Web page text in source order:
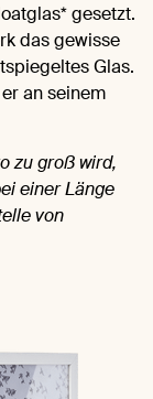
gesetzt.
das gewisse
Glas.
an seinem
zu groß wird,
einer Länge
von